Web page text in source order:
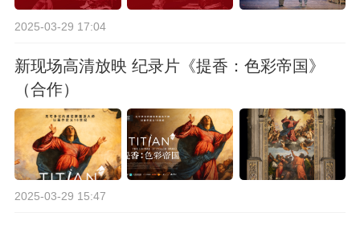
2025-03-29 17:04
新现场高清放映 纪录片《提香：色彩帝国》
（合作）
2025-03-29 15:47